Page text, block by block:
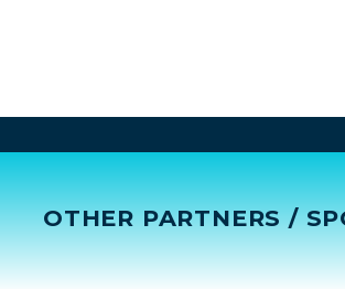
OTHER PARTNERS /